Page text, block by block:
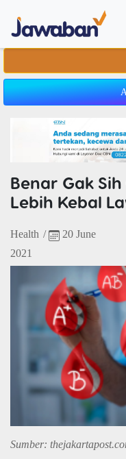
Benar Gak
Lebih Kebal
Health /
20 June
2021
Sumber: